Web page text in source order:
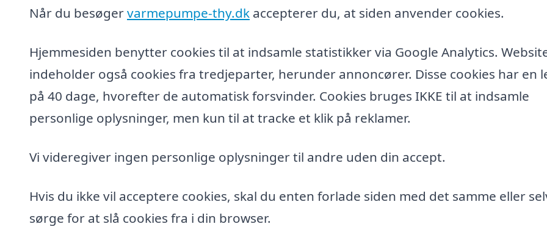
Når du besøgervarmepumpe-thy.dk accepterer du, at siden anvender cookies.
Hjemmesiden benytter cookies til at indsamle statistikker via Google Analytics.
indeholder også cookies fra tredjeparter, herunder annoncører. Disse cookies har en
på 40 dage, hvorefter de automatisk forsvinder. Cookies bruges IKKE til at indsamle
personlige oplysninger, men kun til at tracke et klik på reklamer.
Vi videregiver ingen personlige oplysninger til andre uden din accept.
Hvis du ikke vil acceptere cookies, skal du enten forlade siden med det samme eller
sørge for at slå cookies fra i din browser.